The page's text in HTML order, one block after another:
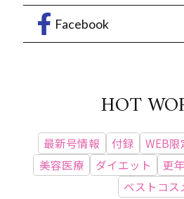
Facebook
HOT
最新号情報 付録 WEB限
美容医療
ダイエット 更
ベストコス